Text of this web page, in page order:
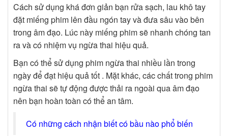
Cách sử dụng khá đơn giản bạn rửa sạch, lau khô tay
đặt miếng phim lên đầu ngón tay và đưa sâu vào bên
trong âm đạo. Lúc này miếng phim sẽ nhanh chóng tan
ra và có nhiệm vụ ngừa thai hiệu quả.
Bạn có thể sử dụng phim ngừa thai nhiều lần trong
ngày để đạt hiệu quả tốt . Mặt khác, các chất trong phim
ngừa thai sẽ tự động được thải ra ngoài qua âm đạo
nên bạn hoàn toàn có thể an tâm.
Có những cách nhận biết có bầu nào phổ biến